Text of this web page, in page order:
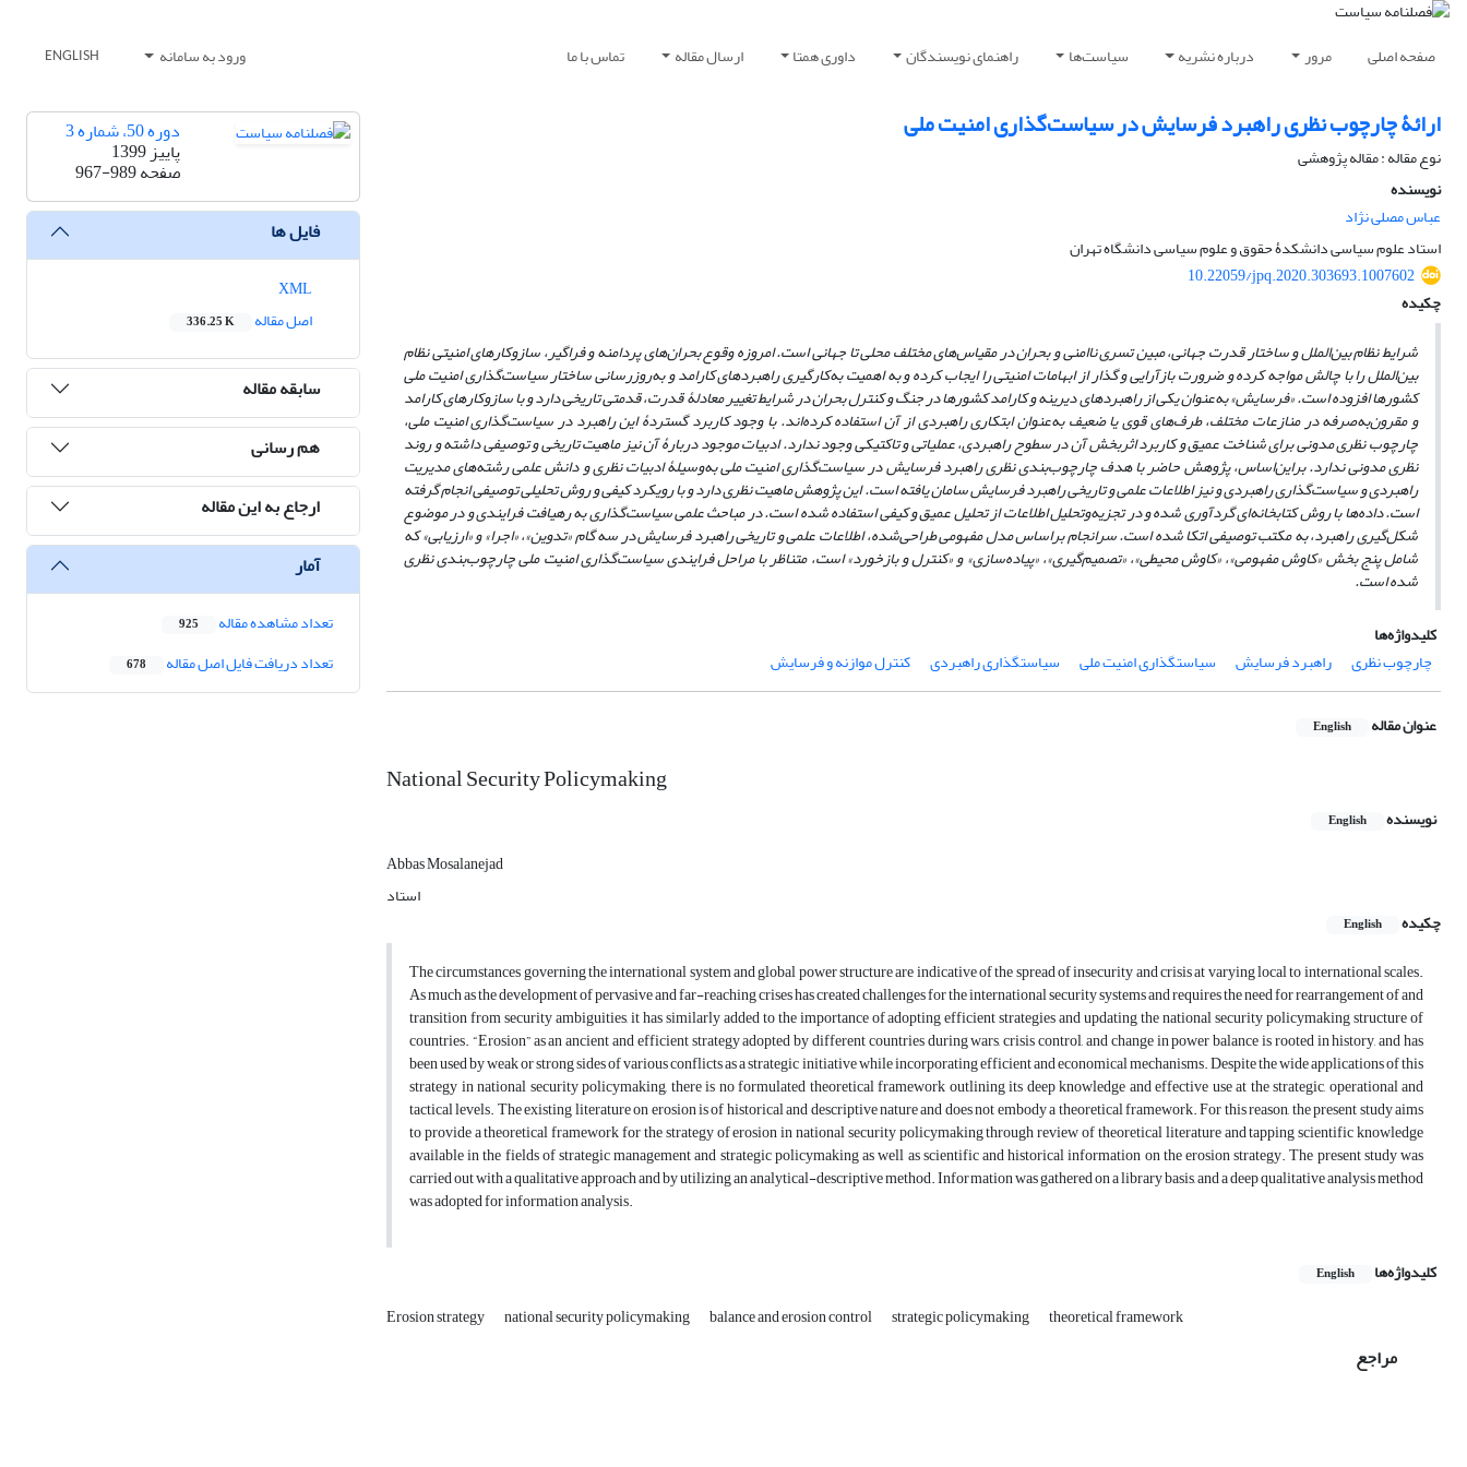
صفحه اصلی مرور درباره نشریه سیاست‌ها راهنمای نویسندگان داوری همتا ارسال مقاله تماس با ما ورود به سامانه ENGLISH
ارائۀ چارچوب نظری راهبرد فرسایش در سیاست‌گذاری امنیت ملی
نوع مقاله : مقاله پژوهشی
نویسنده
عباس مصلی نژاد
استاد علوم سیاسی دانشکدۀ حقوق و علوم سیاسی دانشگاه تهران
10.22059/jpq.2020.303693.1007602
چکیده
شرایط نظام بینالملل و ساختار قدرت جهانی، مبین تسری ناامنی و بحران در مقیاسهای مختلف محلی تا جهانی است. امروزه وقوع بحرانهای پردامنه و فراگیر، سازوکارهای امنیتی نظام
بینالملل را با چالش مواجه کرده و ضرورت بازآرایی و گذار از ابهامات امنیتی را ایجاب کرده و به اهمیت بهکارگیری راهبردهای کارامد و بهروزرسانی ساختار سیاستگذاری امنیت ملی
کشورها افزوده است. «فرسایش» به‌عنوان یکی از راهبردهای دیرینه و کارامد کشورها در جنگ و کنترل بحران در شرایط تغییر معادلۀ قدرت، قدمتی تاریخی دارد و با سازوکارهای کارامد
و مقرون‌به‌صرفه در منازعات مختلف، طرفهای قوی یا ضعیف بهعنوان ابتکاری راهبردی از آن استفاده کردهاند. با وجود کاربرد گستردۀ این راهبرد در سیاست‌گذاری امنیت ملی،
چارچوب نظری مدونی برای شناخت عمیق و کاربرد اثربخش آن در سطوح راهبردی، عملیاتی و تاکتیکی وجود ندارد. ادبیات موجود دربارۀ آن نیز ماهیت تاریخی و توصیفی داشته و روند
نظری مدونی ندارد. برایناساس، پژوهش حاضر با هدف چارچوب‌بندی نظری راهبرد فرسایش در سیاستگذاری امنیت ملی بهوسیلۀ ادبیات نظری و دانش علمی رشته‌های مدیریت
راهبردی و سیاستگذاری راهبردی و نیز اطلاعات علمی و تاریخی راهبرد فرسایش سامان یافته است. این پژوهش ماهیت نظری دارد و با رویکرد کیفی و روش تحلیلی توصیفی انجام گرفته
است. دادهها با روش کتابخانهای گردآوری‌ شده و در تجزیهوتحلیل اطلاعات از تحلیل عمیق و کیفی استفاده شده است. در مباحث علمی سیاستگذاری به رهیافت فرایندی و در موضوع
شکلگیری راهبرد، به مکتب توصیفی اتکا شده است. سرانجام براساس مدل مفهومی طراحی‌شده، اطلاعات علمی و تاریخی راهبرد فرسایش در سه گام «تدوین»، «اجرا» و «ارزیابی» که
شامل پنج بخش «کاوش مفهومی»، «کاوش محیطی»، «تصمیمگیری»، «پیادهسازی» و «کنترل و بازخورد» است، متناظر با مراحل فرایندی سیاستگذاری امنیت ملی چارچوببندی نظری
شده است.
کلیدواژه‌ها
چارچوب نظری
راهبرد فرسایش سیاستگذاری امنیت ملی سیاستگذاری راهبردی کنترل موازنه و فرسایش
عنوان مقاله English
National Security Policymaking
نویسنده English
Abbas Mosalanejad
استاد
چکیده
English
The circumstances governing the international system and global power structure are indicative of the spread of insecurity and crisis at varying local to international scales.
As much as the development of pervasive and far-reaching crises has created challenges for the international security systems and requires the need for rearrangement of and
transition from security ambiguities, it has similarly added to the importance of adopting efficient strategies and updating the national security policymaking structure of
countries. “Erosion” as an ancient and efficient strategy adopted by different countries during wars, crisis control, and change in power balance is rooted in history, and has
been used by weak or strong sides of various conflicts as a strategic initiative while incorporating efficient and economical mechanisms. Despite the wide applications of this
strategy in national security policymaking, there is no formulated theoretical framework outlining its deep knowledge and effective use at the strategic, operational and
tactical levels. The existing literature on erosion is of historical and descriptive nature and does not embody a theoretical framework. For this reason, the present study aims
to provide a theoretical framework for the strategy of erosion in national security policymaking through review of theoretical literature and tapping scientific knowledge
available in the fields of strategic management and strategic policymaking as well as scientific and historical information on the erosion strategy. The present study was
carried out with a qualitative approach and by utilizing an analytical-descriptive method. Information was gathered on a library basis, and a deep qualitative analysis method
was adopted for information analysis.
کلیدواژه‌ها English
Erosion strategy national security policymaking balance and erosion control strategic policymaking theoretical framework
مراجع
دوره 50، شماره 3
پاییز 1399
صفحه967-989
فایل ها
اصل مقاله
336.25 K
سابقه مقاله
هم رسانی
ارجاع به این مقاله
آمار
تعداد مشاهده مقاله 925
تعداد دریافت فایل اصل مقاله 678